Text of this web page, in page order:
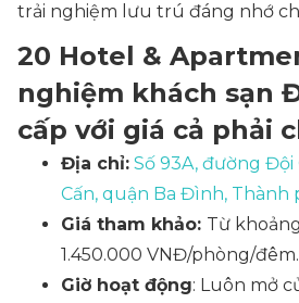
trải nghiệm lưu trú đáng nhớ
20 Hotel &
nghiệm khách sạn
cấp với giá cả phải
Địa chỉ: Số 93A, đường
Cấn, quận Ba Đình, Thành
Giá tham khảo: Từ
1.450.000 VNĐ/phòng/đêm.
Giờ hoạt động: Luôn mở